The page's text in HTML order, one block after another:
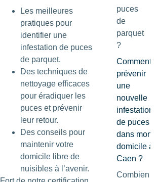
Les meilleures
pratiques pour
identifier une
infestation de puces
de parquet.
Des techniques de
nettoyage efficaces
pour éradiquer les
puces et prévenir
leur retour.
Des conseils pour
maintenir votre
domicile libre de
nuisibles à l’avenir.
puces
de
parquet
?
Comment
prévenir
une
nouvelle
infestation
de puces
dans mon
domicile à
Caen ?
Combien de